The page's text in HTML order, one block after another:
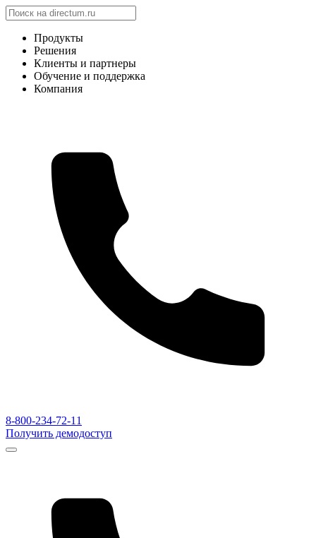
Продукты
Решения
Клиенты и партнеры
Обучение и поддержка
Компания
8-800-234-72-11
Получить демодоступ